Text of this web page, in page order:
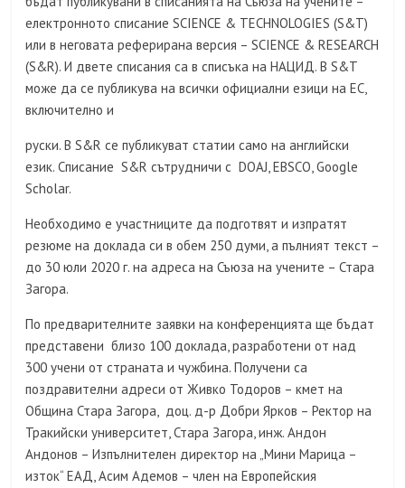
електронното списание SCIENCE & TECHNOLOGIES (S&T)
или в неговата реферирана версия – SCIENCE & RESEARCH
(S&R). И двете списания са в списъка на НАЦИД. В S&T
може да се публикува на всички официални езици на ЕС,
включително и
руски. В S&R се публикуват статии само на английски
език. Списание S&R сътрудничи с DOAJ, EBSCO, Google
Scholar.
Необходимо е участниците да подготвят и изпратят
резюме на доклада си в обем 250 думи, а пълният текст –
до 30 юли 2020 г. на адреса на Съюза на учените – Стара
Загора.
По предварителните заявки на конференцията ще бъдат
представени близо 100 доклада, разработени от над
300 учени от страната и чужбина. Получени са
поздравителни адреси от Живко Тодоров – кмет на
Община Стара Загора, доц. д-р Добри Ярков – Ректор на
Тракийски университет, Стара Загора, инж. Андон
Андонов – Изпълнителен директор на „Мини Марица –
изток“ ЕАД, Асим Адемов – член на Европейския